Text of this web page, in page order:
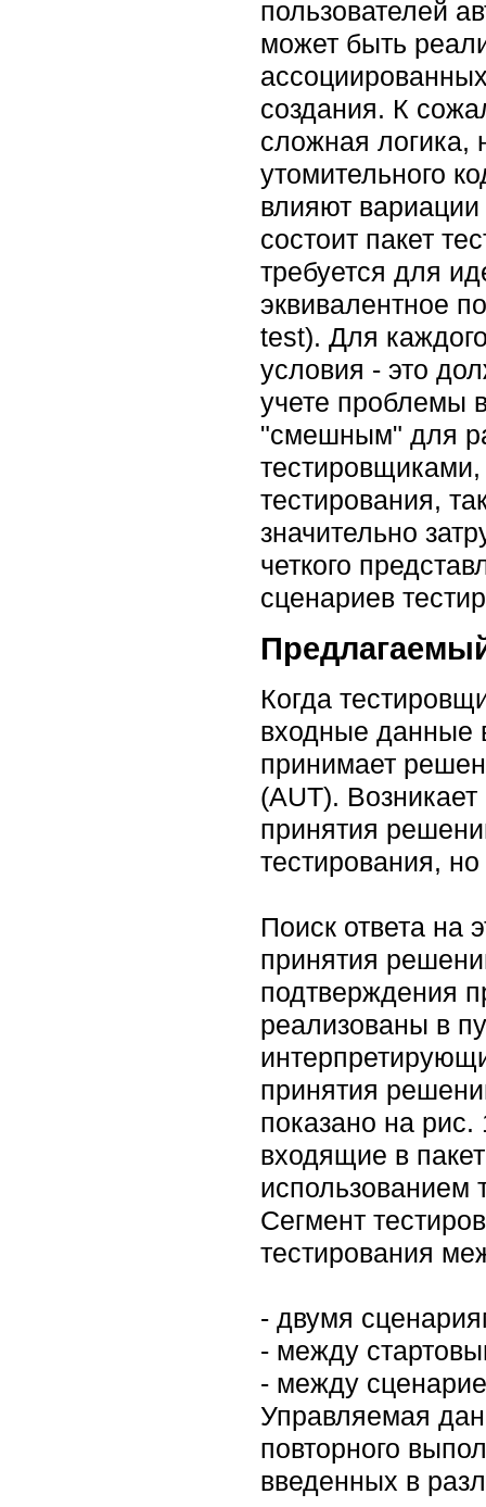
пользователей
может быть
создания. К
сложная логика,
утомительного
влияют
состоит пакет
требуется для
эквивалентное
test). Для
условия - это
учете проблемы
"смешным" для
тестирования,
значительно
четкого
сценариев
Когда
входные данные
принимает
(AUT).
принятия
тестирования,
Поиск ответа на
принятия
подтверждения
реализованы в
принятия
показано на
входящие в
использованием
Сегмент
тестирования
- двумя
- между
- между
Управляемая
повторного
введенных в